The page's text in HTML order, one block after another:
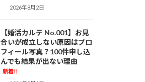
2026年8月2日
【婚活カルテ No.001】お見
合いが成立しない原因はプロ
フィール写真？100件申し込
んでも結果が出ない理由
新着!!